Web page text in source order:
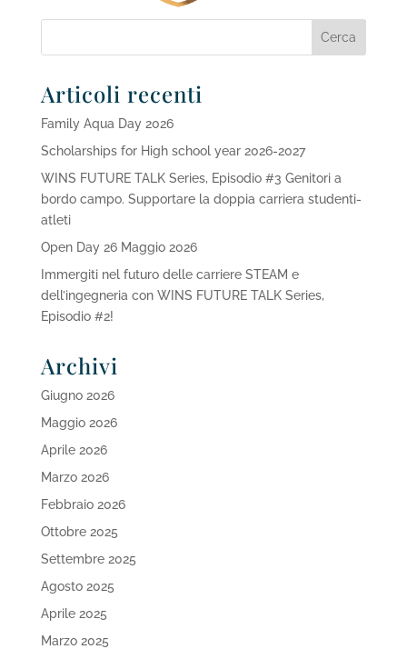
Articoli recenti
Family Aqua Day 2026
Scholarships for High school year 2026-2027
WINS FUTURE TALK Series, Episodio #3 Genitori a
bordo campo. Supportare la doppia carriera studenti-
atleti
Open Day 26 Maggio 2026
Immergiti nel futuro delle carriere STEAM e
dell’ingegneria con WINS FUTURE TALK Series,
Episodio #2!
Archivi
Giugno 2026
Maggio 2026
Aprile 2026
Marzo 2026
Febbraio 2026
Ottobre 2025
Settembre 2025
Agosto 2025
Aprile 2025
Marzo 2025